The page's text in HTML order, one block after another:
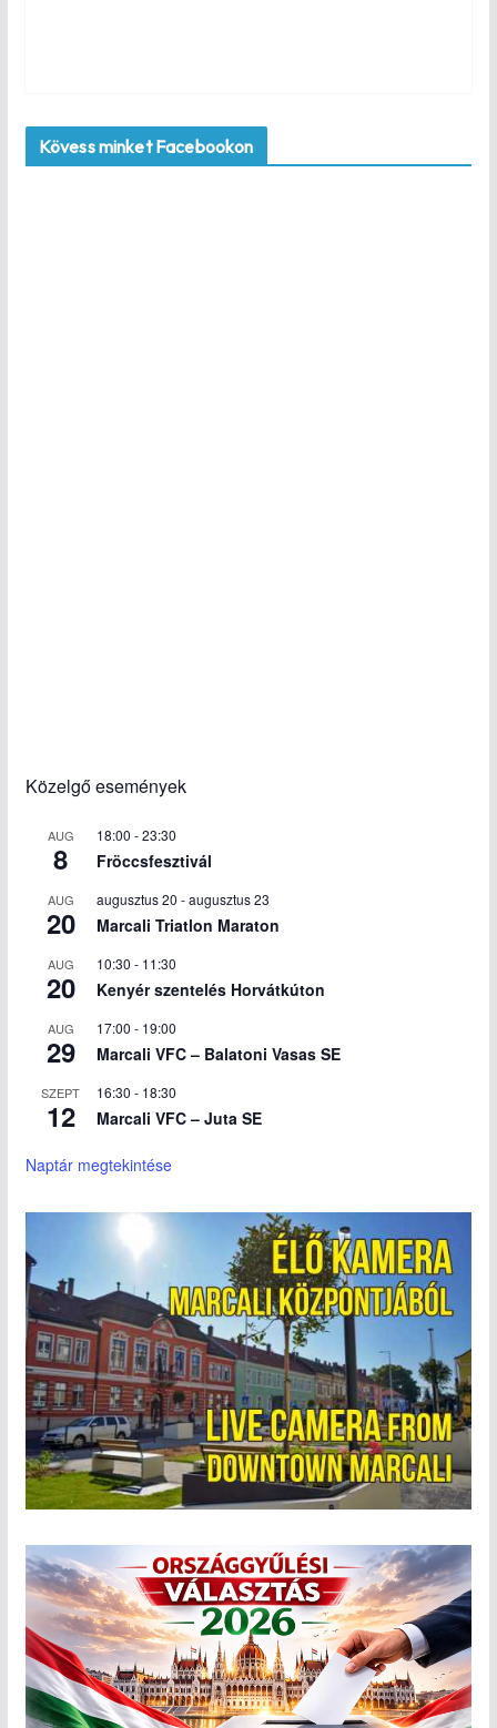
Kövess minket Facebookon
Közelgő események
AUG
8
18:00 -23:30
Fröccsfesztivál
AUG
20
augusztus 20 -augusztus 23
Marcali Triatlon Maraton
AUG
20
10:30 - 11:30
Kenyér szentelés Horvátkúton
AUG
29
17:00 - 19:00
Marcali VFC – Balatoni Vasas SE
SZEPT
12
16:30 - 18:30
Marcali VFC – Juta SE
Naptár megtekintése